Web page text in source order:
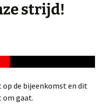
strijd!
op de bijeenkomst en dit
om gaat.